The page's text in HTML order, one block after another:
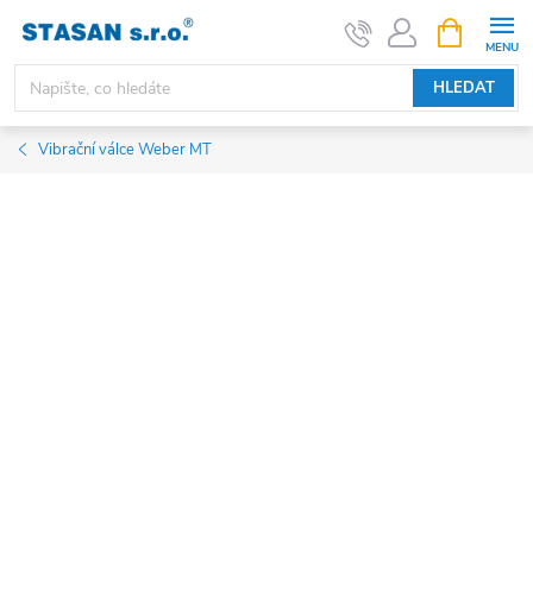
obsah
HLEDAT
NÁKUPNÍ
KOŠÍK
Vibrační válce Weber MT